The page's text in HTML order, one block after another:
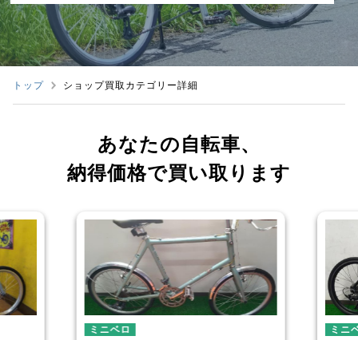
トップ ショップ買取カテゴリー詳細
あなたの自転車、
納得価格で買い取ります
ミニベロ ミニ